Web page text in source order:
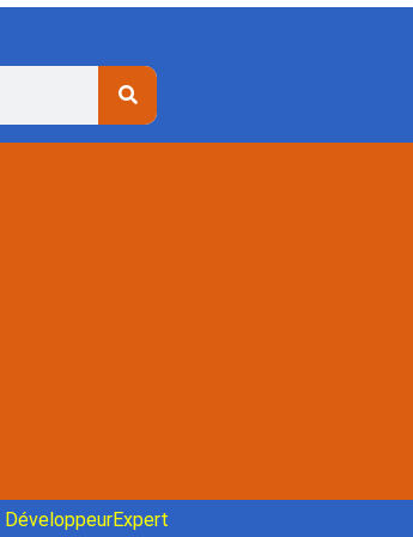
DéveloppeurExpert